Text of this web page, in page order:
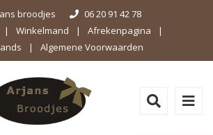
broodjes
06 20 91 42 78
Winkelmand
Afrekenpagina
Algemene Voorwaarden